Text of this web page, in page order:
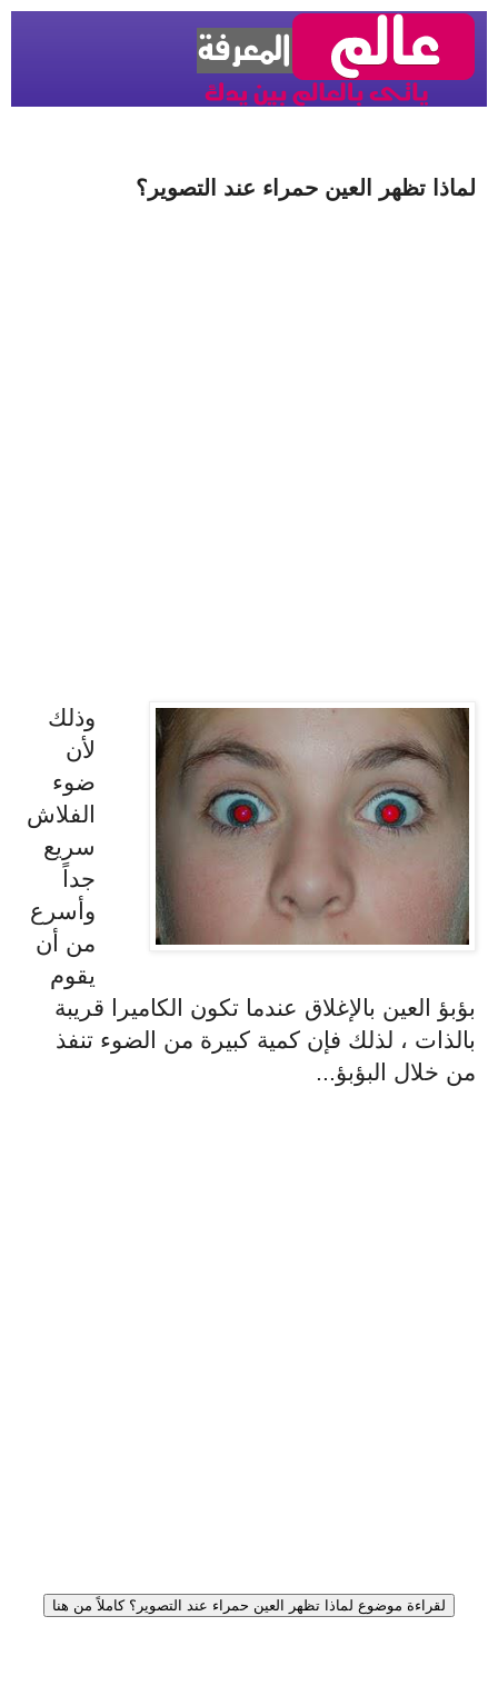
لماذا تظهر العين حمراء عند التصوير؟
وذلك
لأن
ضوء
الفلاش
سريع
جداً
وأسرع
من أن
يقوم
بؤبؤ العين بالإغلاق عندما تكون الكاميرا قريبة
بالذات ، لذلك فإن كمية كبيرة من الضوء تنفذ
من خلال البؤبؤ...
لقراءة موضوع لماذا تظهر العين حمراء عند التصوير؟ كاملاً من هنا